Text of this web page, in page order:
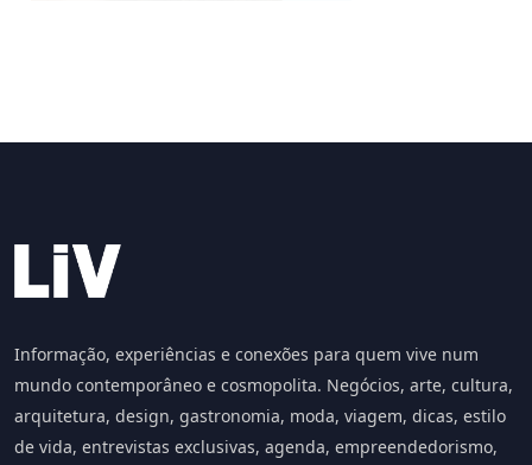
Informação, experiências e conexões para quem vive num
mundo contemporâneo e cosmopolita. Negócios, arte, cultura,
arquitetura, design, gastronomia, moda, viagem, dicas, estilo
de vida, entrevistas exclusivas, agenda, empreendedorismo,